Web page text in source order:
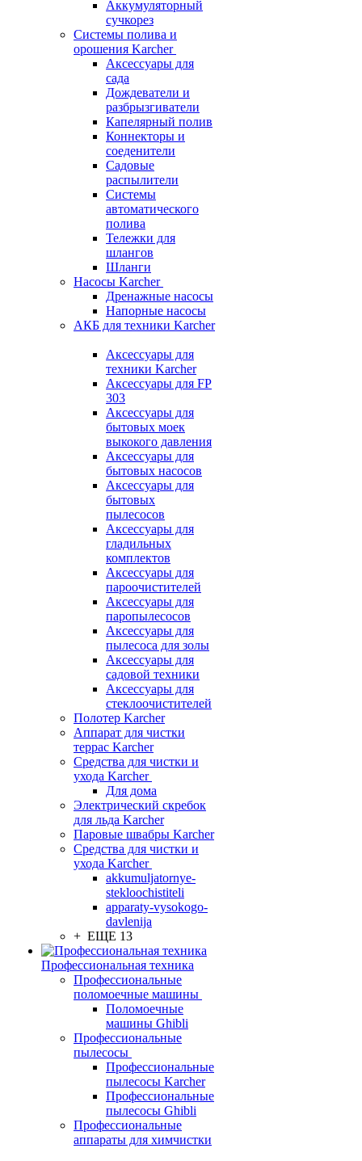
Аккумуляторный
сучкорез
Системы полива и
орошения Karcher
Аксессуары для
сада
Дождеватели и
разбрызгиватели
Капелярный полив
Коннекторы и
соеденители
Садовые
распылители
Системы
автоматического
полива
Тележки для
шлангов
Шланги
Насосы Karcher
Дренажные насосы
Напорные насосы
АКБ для техники Karcher
Аксессуары для
техники Karcher
Аксессуары для FP
303
Аксессуары для
бытовых моек
выкокого давления
Аксессуары для
бытовых насосов
Аксессуары для
бытовых
пылесосов
Аксессуары для
гладильных
комплектов
Аксессуары для
пароочистителей
Аксессуары для
паропылесосов
Аксессуары для
пылесоса для золы
Аксессуары для
садовой техники
Аксессуары для
стеклоочистителей
Полотер Karcher
Аппарат для чистки
террас Karcher
Средства для чистки и
ухода Karcher
Для дома
Электрический скребок
для льда Karcher
Паровые швабры Karcher
Средства для чистки и
ухода Karcher
akkumuljatornye-
stekloochistiteli
apparaty-vysokogo-
davlenija
+ ЕЩЕ 13
Профессиональная техника
Профессиональные
поломоечные машины
Поломоечные
машины Ghibli
Профессиональные
пылесосы
Профессиональные
пылесосы Karcher
Профессиональные
пылесосы Ghibli
Профессиональные
аппараты для химчистки